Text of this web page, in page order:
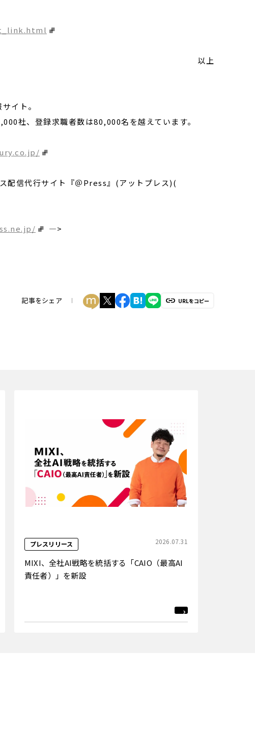
以上
イト。
社、登録求職者数は80,000名を越えています。
配信代行サイト『＠Press』(アットプレス)(
—>
記事をシェア URLをコピー
プレスリリース 2026.07.31
MIXI、全社AI戦略を統括する「CAIO（最高AI
責任者）」を新設